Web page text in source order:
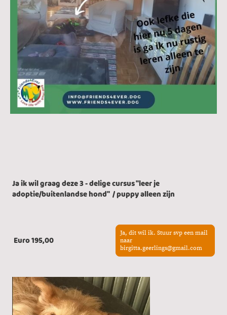
Ja ik wil graag deze 3 - delige cursus "leer je
adoptie/buitenlandse hond" / puppy alleen zijn
Euro 195,00
Ja, dit wil ik. Stuur svp een mail
naar
birgitta.geerlings@gmail.com